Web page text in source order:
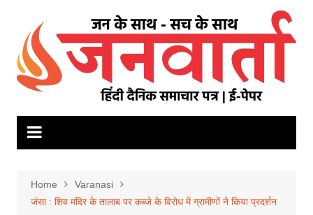
content
Home
Varanasi
जंसा : शिव मंदिर के तालाब पर कब्जे के विरोध में ग्रामीणों ने किया प्रदर्शन